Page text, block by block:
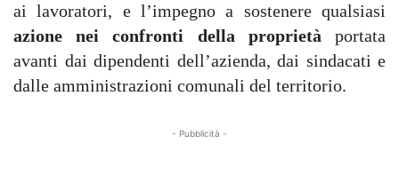
ai lavoratori, e l’impegno a sostenere qualsiasi
azione nei confronti della proprietà portata
avanti dai dipendenti dell’azienda, dai sindacati e
dalle amministrazioni comunali del territorio.
- Pubblicità -